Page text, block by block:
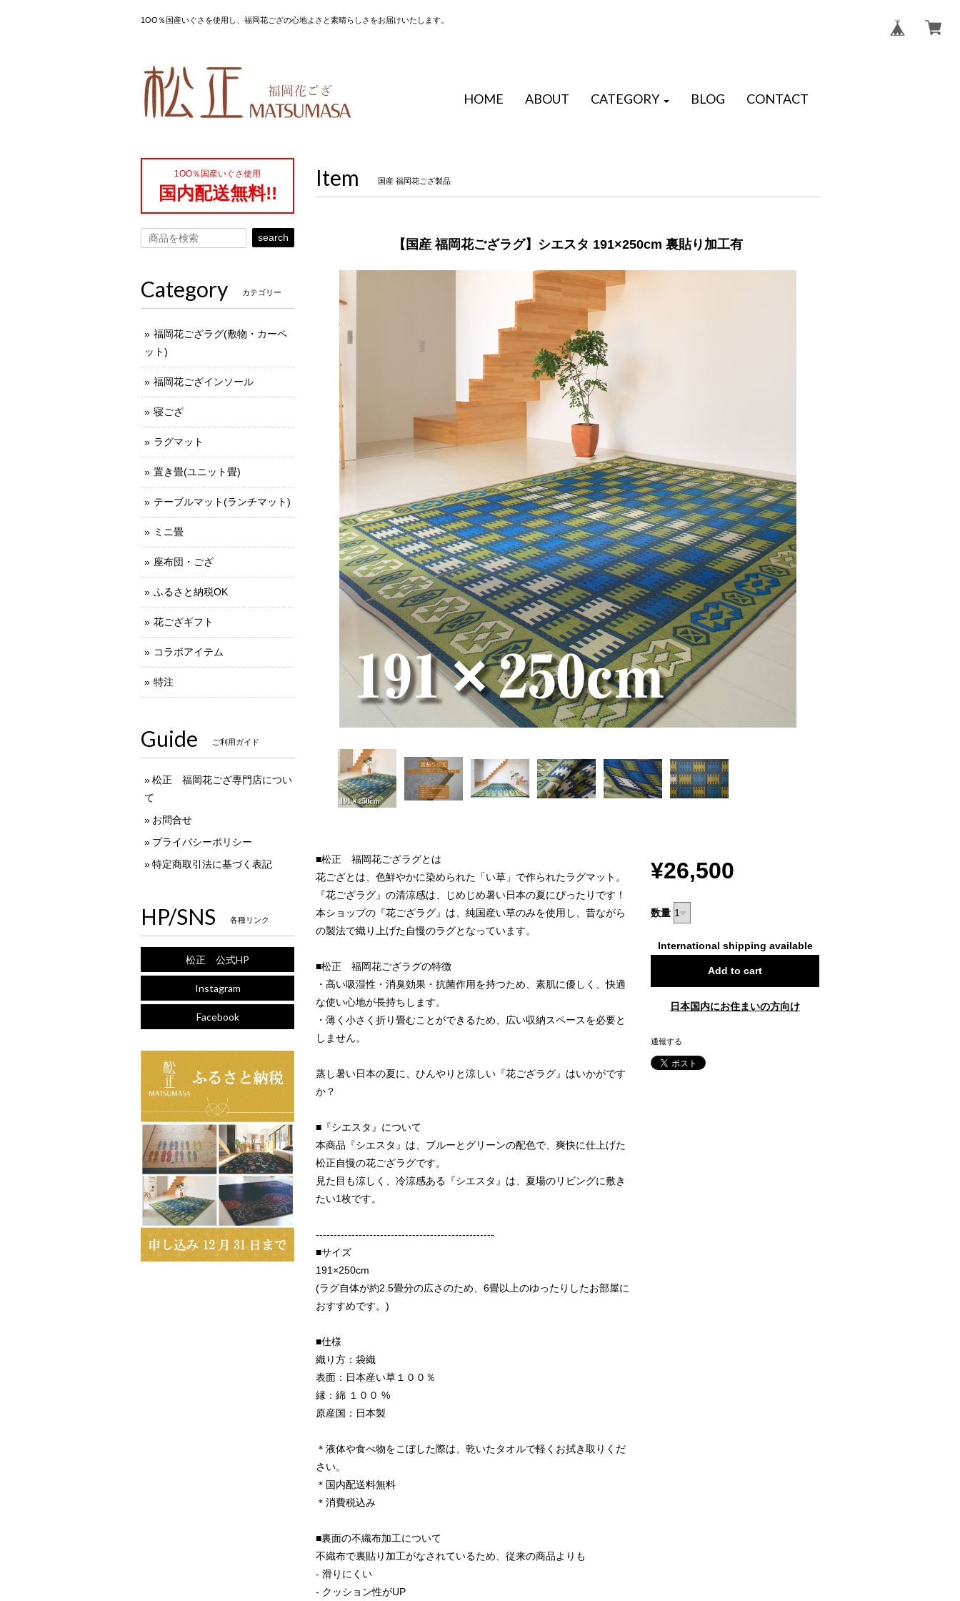
1OO％国産いぐさを使用し、福岡花ござの心地よさと素晴らしさをお届けいたします。
HOME ABOUT CATEGORY BLOG CONTACT
Item 国産 福岡花ござ製品
【国産 福岡花ござラグ】シエスタ 191×250cm 裏貼り加工有
■松正 福岡花ござラグとは
花ござとは、色鮮やかに染められた「い草」で作られたラグマット。
『花ござラグ』の清涼感は、じめじめ暑い日本の夏にぴったりです！
本ショップの『花ござラグ』は、純国産い草のみを使用し、昔ながら
の製法で織り上げた自慢のラグとなっています。
■松正 福岡花ござラグの特徴
・高い吸湿性・消臭効果・抗菌作用を持つため、素肌に優しく、快適
な使い心地が長持ちします。
・薄く小さく折り畳むことができるため、広い収納スペースを必要と
しません。
蒸し暑い日本の夏に、ひんやりと涼しい『花ござラグ』はいかがです
か？
■『シエスタ』について
本商品『シエスタ』は、ブルーとグリーンの配色で、爽快に仕上げた
松正自慢の花ござラグです。
見た目も涼しく、冷涼感ある『シエスタ』は、夏場のリビングに敷き
たい1枚です。
--------------------------------------------------
■サイズ
191×250cm
(ラグ自体が約2.5畳分の広さのため、6畳以上のゆったりしたお部屋に
おすすめです。)
■仕様
織り方：袋織
表面：日本産い草１００％
縁：綿 １００ %
原産国：日本製
＊液体や食べ物をこぼした際は、乾いたタオルで軽くお拭き取りくだ
さい。
＊国内配送料無料
＊消費税込み
■裏面の不織布加工について
不織布で裏貼り加工がなされているため、従来の商品よりも
- 滑りにくい
- クッション性がUP
¥26,500
数量
International shipping available
Add to cart
日本国内にお住まいの方向け
通報する
1OO％国産いぐさ使用
国内配送無料!!
search
Category カテゴリー
福岡花ござラグ(敷物・カーペ
ット)
福岡花ござインソール
寝ござ
ラグマット
置き畳(ユニット畳)
テーブルマット(ランチマット)
ミニ畳
座布団・ござ
ふるさと納税OK
花ござギフト
コラボアイテム
特注
Guide ご利用ガイド
松正 福岡花ござ専門店につい
て
お問合せ
プライバシーポリシー
特定商取引法に基づく表記
HP/SNS 各種リンク
松正 公式HP
Instagram
Facebook